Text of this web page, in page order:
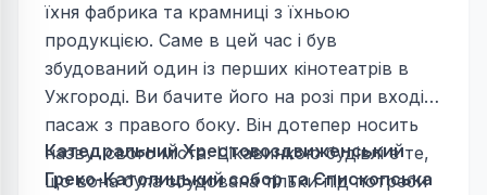
їхня фабрика та крамниці з їхньою
продукцією. Саме в цей час і був
збудований один із перших кінотеатрів в
Ужгороді. Ви бачите його на розі при вході у
пасаж з правого боку. Він дотепер носить
назву свого міста. Цікавинкою будівлі є те,
що вона була збудована тільки під потреби
Катедральний Хрестовоздвиженський
Греко-Католицький собор та Єпископська